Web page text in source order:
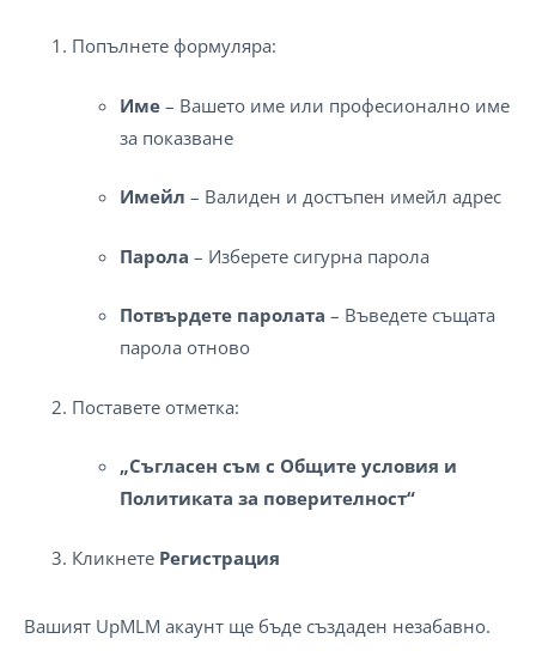
Попълнете формуляра:
Име – Вашето име или професионално име
за показване
Имейл – Валиден и достъпен имейл адрес
Парола – Изберете сигурна парола
Потвърдете паролата – Въведете същата
парола отново
Поставете отметка:
„Съгласен съм с Общите условия и
Политиката за поверителност“
Кликнете Регистрация
Вашият UpMLM акаунт ще бъде създаден незабавно.